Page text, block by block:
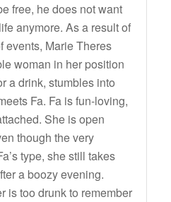
free, he does not want
anymore. As a result of
events, Marie Theres
woman in her position
a drink, stumbles into
Fa. Fa is fun-loving,
She is open
though the very
type, she still takes
a boozy evening.
is too drunk to remember